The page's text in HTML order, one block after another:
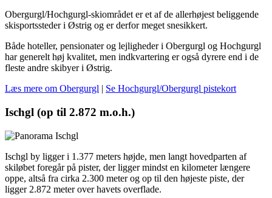
Obergurgl/Hochgurgl-skiområdet er et af de allerhøjest beliggende
skisportssteder i Østrig og er derfor meget snesikkert.
Både hoteller, pensionater og lejligheder i Obergurgl og Hochgurgl
har generelt høj kvalitet, men indkvartering er også dyrere end i de
fleste andre skibyer i Østrig.
Læs mere om Obergurgl
Se Hochgurgl/Obergurgl pistekort
Ischgl (op til 2.872 m.o.h.)
Ischgl by ligger i 1.377 meters højde, men langt hovedparten af
skiløbet foregår på pister, der ligger mindst en kilometer længere
oppe, altså fra cirka 2.300 meter og op til den højeste piste, der
ligger 2.872 meter over havets overflade.